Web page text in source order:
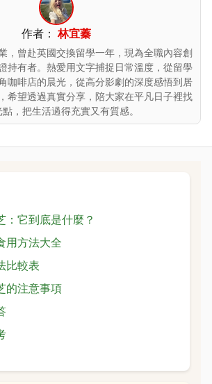
作者：林宜蓁
，曾赴英國交換留學一年，現為全職內容創
持有者。熱愛用文字捕捉日常溫度，從留學
咖啡店的晨光，從高分影劇的深度感悟到居
希望透過真實分享，陪大家在平凡日子裡找
，把生活過得充實又有質感。
：它到底是什麼？
用方法大全
比較表
的注意事項